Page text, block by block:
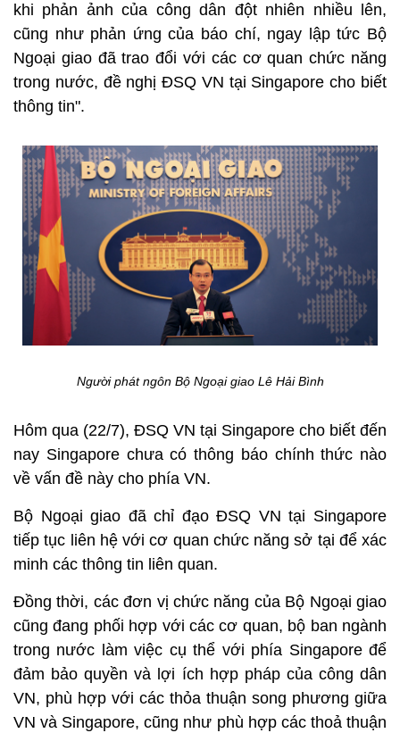
khi phản ảnh của công dân đột nhiên nhiều lên,
cũng như phản ứng của báo chí, ngay lập tức Bộ
Ngoại giao đã trao đổi với các cơ quan chức năng
trong nước, đề nghị ĐSQ VN tại Singapore cho biết
thông tin".
Người phát ngôn Bộ Ngoại giao Lê Hải Bình
Hôm qua (22/7), ĐSQ VN tại Singapore cho biết đến
nay Singapore chưa có thông báo chính thức nào
về vấn đề này cho phía VN.
Bộ Ngoại giao đã chỉ đạo ĐSQ VN tại Singapore
tiếp tục liên hệ với cơ quan chức năng sở tại để xác
minh các thông tin liên quan.
Đồng thời, các đơn vị chức năng của Bộ Ngoại giao
cũng đang phối hợp với các cơ quan, bộ ban ngành
trong nước làm việc cụ thể với phía Singapore để
đảm bảo quyền và lợi ích hợp pháp của công dân
VN, phù hợp với các thỏa thuận song phương giữa
VN và Singapore, cũng như phù hợp các thoả thuận